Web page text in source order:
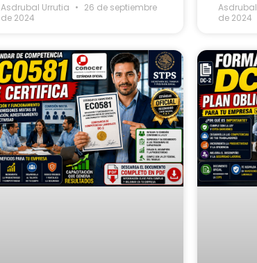
Asdrubal Urrutia
26 de septiembre
de 2024
de 2024